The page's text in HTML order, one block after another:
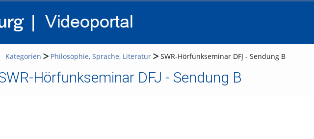
Kategorien Philosophie, Sprache, Literatur SWR-Hörfunkseminar DFJ - Sendung B
Hörfunkseminar DFJ - Sendung B